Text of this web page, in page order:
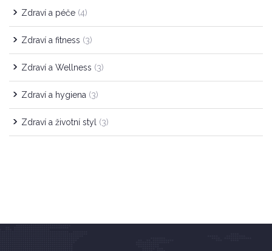
Zdraví a péče (4)
Zdraví a fitness (3)
Zdraví a Wellness (3)
Zdraví a hygiena (3)
Zdraví a životní styl (3)